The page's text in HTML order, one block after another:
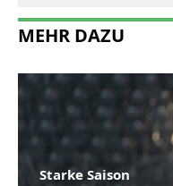
MEHR DAZU
Starke Saison